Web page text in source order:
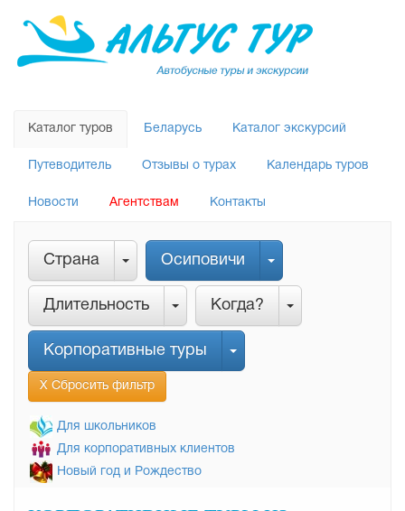
Каталог туров Беларусь Каталог экскурсий
Путеводитель Отзывы о турах Календарь туров
Новости Агентствам Контакты
Страна Осиповичи
Длительность Когда?
Корпоративные туры
Х Сбросить фильтр
Для школьников
Для корпоративных клиентов
Новый год и Рождество